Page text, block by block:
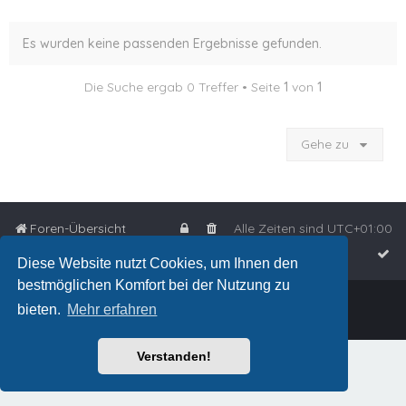
Diese Website nutzt Cookies, um Ihnen den
bestmöglichen Komfort bei der Nutzung zu
bieten. Mehr erfahren
Verstanden!
Es wurden keine passenden Ergebnisse gefunden.
Die Suche ergab 0 Treffer • Seite 1 von 1
Gehe zu
Foren-Übersicht Alle Zeiten sind UTC+01:00
Powered by phpBB™
Deutsche Übersetzung durch